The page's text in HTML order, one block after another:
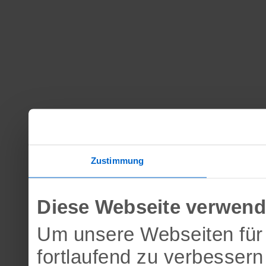
Zustimmung
Diese Webseite
Um unsere Webseiten
fortlaufend zu